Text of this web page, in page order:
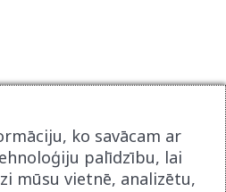
līgumu ar Latvijas
par atbalsta procesu
Līguma nr 9.2-17-N-
ko savācam ar
palīdzību, lai
mūsu vietnē, analizētu,